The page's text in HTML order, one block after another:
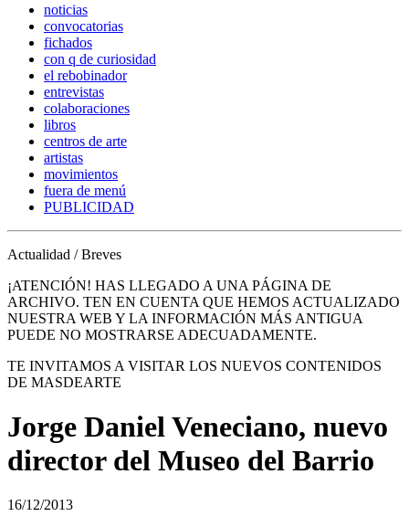
noticias
convocatorias
fichados
con q de curiosidad
el rebobinador
entrevistas
colaboraciones
libros
centros de arte
artistas
movimientos
fuera de menú
PUBLICIDAD
Actualidad / Breves
¡ATENCIÓN! HAS LLEGADO A UNA PÁGINA DE
ARCHIVO. TEN EN CUENTA QUE HEMOS ACTUALIZADO
NUESTRA WEB Y LA INFORMACIÓN MÁS ANTIGUA
PUEDE NO MOSTRARSE ADECUADAMENTE.
TE INVITAMOS A VISITAR LOS NUEVOS CONTENIDOS
DE MASDEARTE
Jorge Daniel Veneciano, nuevo
director del Museo del Barrio
16/12/2013